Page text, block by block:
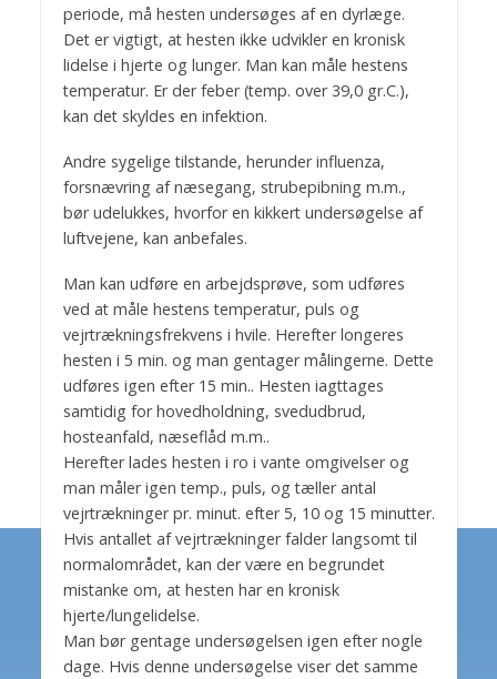
periode, må hesten undersøges af en dyrlæge.
Det er vigtigt, at hesten ikke udvikler en kronisk
lidelse i hjerte og lunger. Man kan måle hestens
temperatur. Er der feber (temp. over 39,0 gr.C.),
kan det skyldes en infektion.
Andre sygelige tilstande, herunder influenza,
forsnævring af næsegang, strubepibning m.m.,
bør udelukkes, hvorfor en kikkert undersøgelse af
luftvejene, kan anbefales.
Man kan udføre en arbejdsprøve, som udføres
ved at måle hestens temperatur, puls og
vejrtrækningsfrekvens i hvile. Herefter longeres
hesten i 5 min. og man gentager målingerne. Dette
udføres igen efter 15 min.. Hesten iagttages
samtidig for hovedholdning, svedudbrud,
hosteanfald, næseflåd m.m..
Herefter lades hesten i ro i vante omgivelser og
man måler igen temp., puls, og tæller antal
vejrtrækninger pr. minut. efter 5, 10 og 15 minutter.
Hvis antallet af vejrtrækninger falder langsomt til
normalområdet, kan der være en begrundet
mistanke om, at hesten har en kronisk
hjerte/lungelidelse.
Man bør gentage undersøgelsen igen efter nogle
dage. Hvis denne undersøgelse viser det samme